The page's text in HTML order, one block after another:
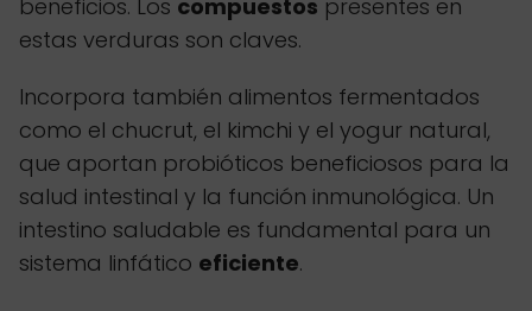
beneficios. Los compuestos presentes en
estas verduras son claves.
Incorpora también alimentos fermentados
como el chucrut, el kimchi y el yogur natural,
que aportan probióticos beneficiosos para la
salud intestinal y la función inmunológica. Un
intestino saludable es fundamental para un
sistema linfático eficiente.